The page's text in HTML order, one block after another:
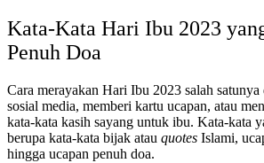
Kata-Kata Hari Ibu 2023
Penuh Doa
Cara merayakan Hari Ibu 2023 salah satunya
sosial media, memberi kartu ucapan, atau
kata-kata kasih sayang untuk ibu. Kata-kata
berupa kata-kata bijak atau quotes Islami,
hingga ucapan penuh doa.